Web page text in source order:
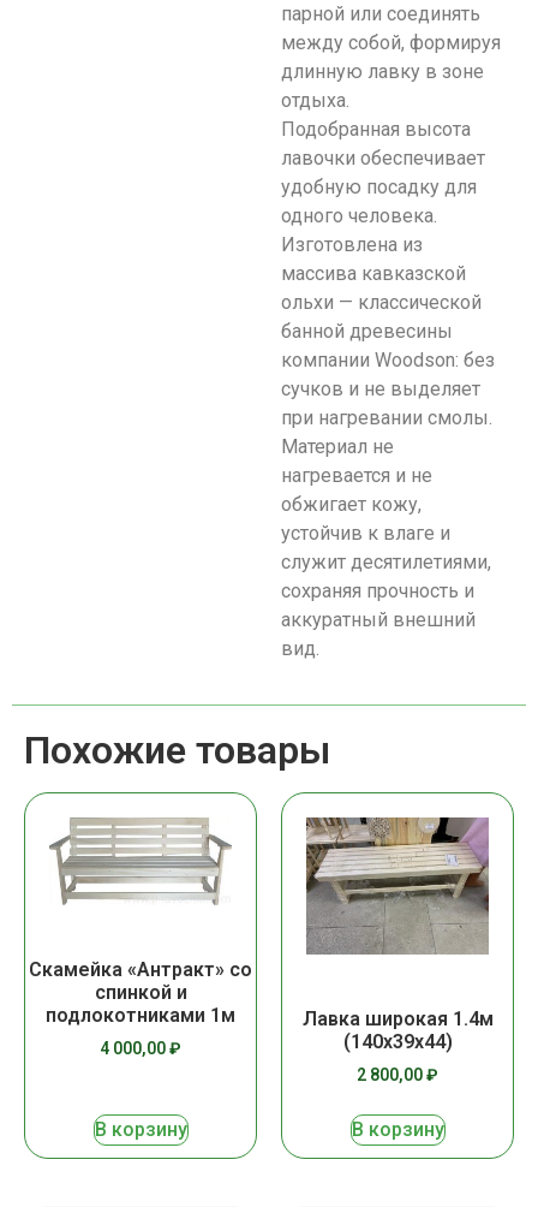
парной или соединять
между собой, формируя
длинную лавку в зоне
отдыха.
Подобранная высота
лавочки обеспечивает
удобную посадку для
одного человека.
Изготовлена из
массива кавказской
ольхи — классической
банной древесины
компании Woodson: без
сучков и не выделяет
при нагревании смолы.
Материал не
нагревается и не
обжигает кожу,
устойчив к влаге и
служит десятилетиями,
сохраняя прочность и
аккуратный внешний
вид.
Похожие товары
Скамейка «Антракт» со
спинкой и
подлокотниками 1м
4 000,00₽
В корзину
Лавка широкая 1.4м
(140х39х44)
2 800,00₽
В корзину